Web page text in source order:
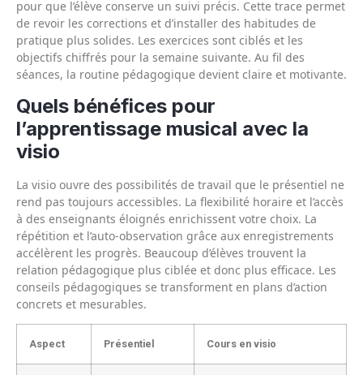
pour que l’élève conserve un suivi précis. Cette trace permet
de revoir les corrections et d’installer des habitudes de
pratique plus solides. Les exercices sont ciblés et les
objectifs chiffrés pour la semaine suivante. Au fil des
séances, la routine pédagogique devient claire et motivante.
Quels bénéfices pour
l’apprentissage musical avec la
visio
La visio ouvre des possibilités de travail que le présentiel ne
rend pas toujours accessibles. La flexibilité horaire et l’accès
à des enseignants éloignés enrichissent votre choix. La
répétition et l’auto-observation grâce aux enregistrements
accélèrent les progrès. Beaucoup d’élèves trouvent la
relation pédagogique plus ciblée et donc plus efficace. Les
conseils pédagogiques se transforment en plans d’action
concrets et mesurables.
Aspect Présentiel Cours en visio